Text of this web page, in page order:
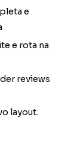
e
e rota na
reviews
layout.